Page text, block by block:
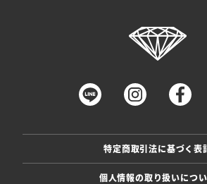
特定商取引法に基づく表
個人情報の取り扱いにつ